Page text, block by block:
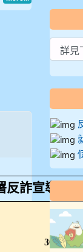
反詐宣導影
30 秒精